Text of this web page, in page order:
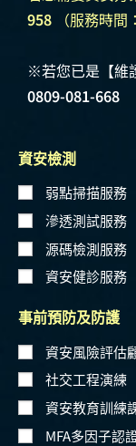
958 （服務時間
※若您已是【維
0809-081-668
資安檢測
弱點掃描服務
滲透測試服務
源碼檢測服務
資安健診服務
事前預防及防護
資安風險評估
社交工程演練
資安教育訓練
MFA多因子認